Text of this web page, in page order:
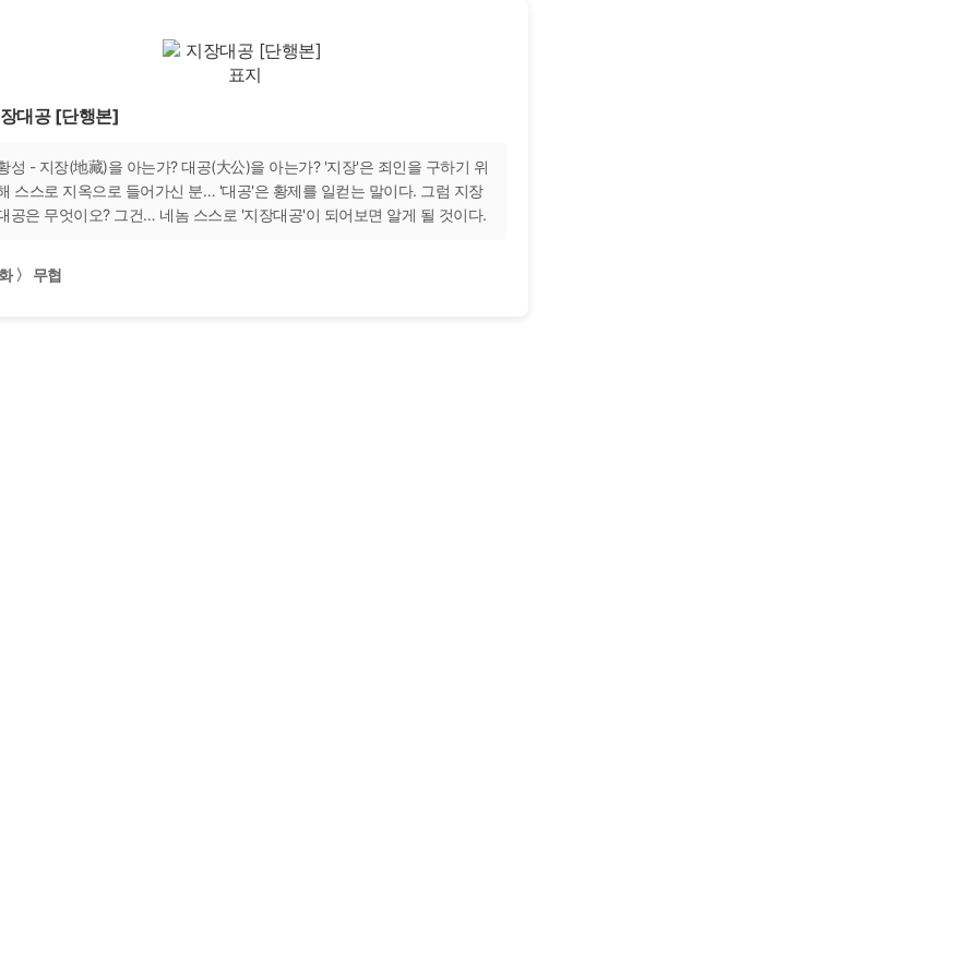
대공 [단행본]
성 - 지장(地藏)을 아는가? 대공(大公)을 아는가? '지장'은 죄인을 구하기 위
스스로 지옥으로 들어가신 분… '대공'은 황제를 일컫는 말이다. 그럼 지장
공은 무엇이오? 그건… 네놈 스스로 '지장대공'이 되어보면 알게 될 것이다.
〉 무협